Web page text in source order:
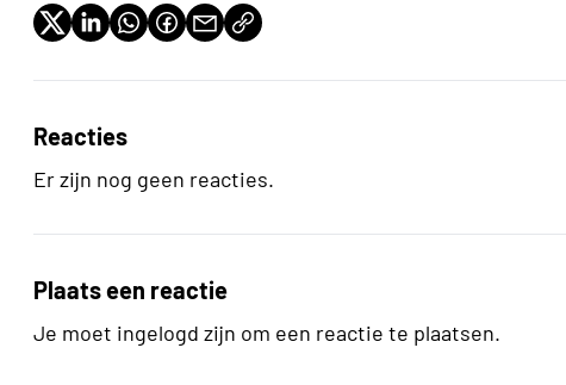
Reacties
Er zijn nog geen reacties.
Plaats een reactie
Je moet ingelogd zijn om een reactie te plaatsen.